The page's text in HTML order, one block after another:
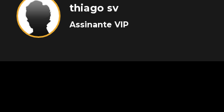
thiago sv
Assinante VIP